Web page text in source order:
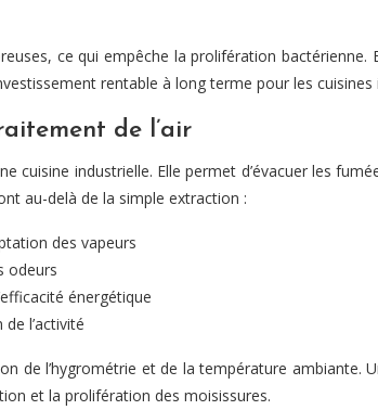
ce qui empêche la prolifération
rentable à long terme pour les cuisines
de l’air
cuisine industrielle. Elle permet d’évacuer les
au-delà de la simple extraction :
des vapeurs
odeurs
énergétique
l’activité
de l’hygrométrie et de la température
et la prolifération des moisissures.